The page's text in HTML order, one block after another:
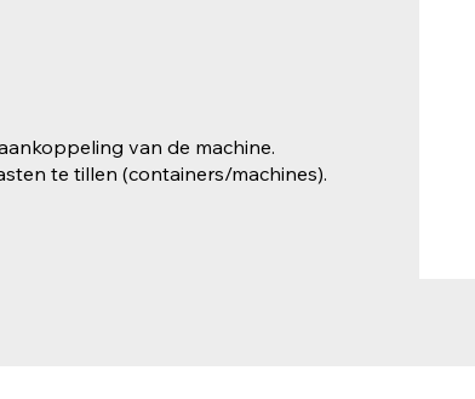
van de machine.
te tillen (containers/machines).